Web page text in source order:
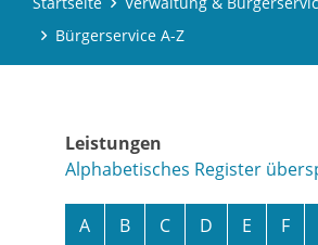
Bürgerservice A-Z
Leistungen
Alphabetisches Register
A B C D E F